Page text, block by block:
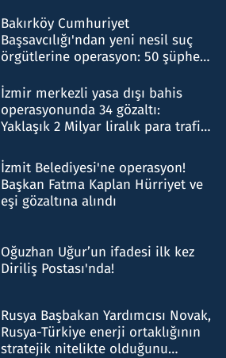
Bakırköy Cumhuriyet
Başsavcılığı'ndan yeni nesil suç
örgütlerine operasyon: 50 şüpheli
İzmir merkezli yasa dışı bahis
operasyonunda 34 gözaltı:
Yaklaşık 2 Milyar liralık para trafiği
İzmit Belediyesi'ne operasyon!
Başkan Fatma Kaplan Hürriyet ve
eşi gözaltına alındı
Oğuzhan Uğur’un ifadesi ilk kez
Diriliş Postası'nda!
Rusya Başbakan Yardımcısı Novak,
Rusya-Türkiye enerji ortaklığının
stratejik nitelikte olduğunu